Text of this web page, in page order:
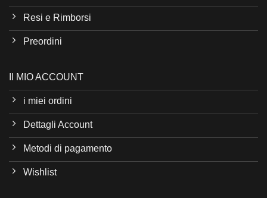
Resi e Rimborsi
Preordini
Il MIO ACCOUNT
i miei ordini
Dettagli Account
Metodi di pagamento
Wishlist